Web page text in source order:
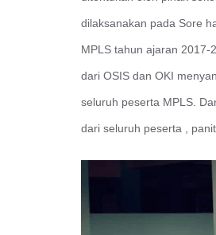
dilaksanakan pada Sore
MPLS tahun ajaran 2017-
dari OSIS dan OKI
seluruh peserta MPLS.
dari seluruh peserta ,